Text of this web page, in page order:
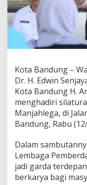
Kota Bandung –
Dr. H. Edwin
Kota Bandung H.
menghadiri
Manjahlega, di
Bandung, Rabu
Dalam
Lembaga
jadi garda
berkarya bagi